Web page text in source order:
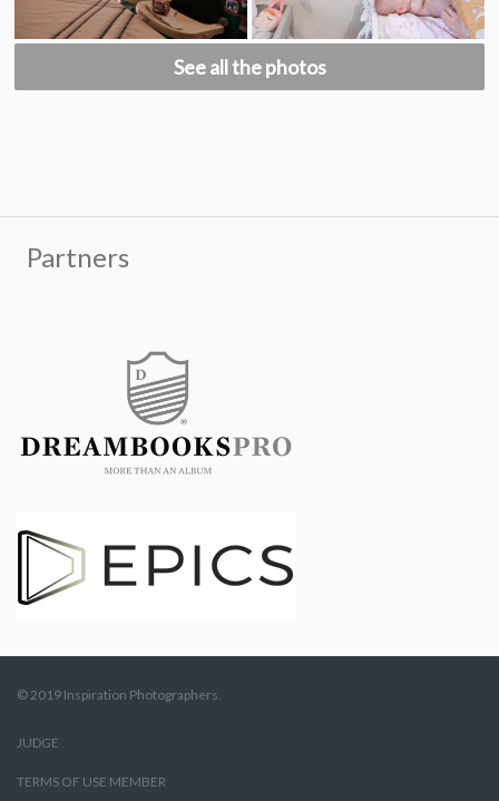
See all the photos
© 2019 Inspiration Photographers.
JUDGE
TERMS OF USE MEMBER